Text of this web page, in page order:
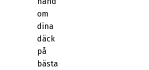
om
dina
däck
på
bästa